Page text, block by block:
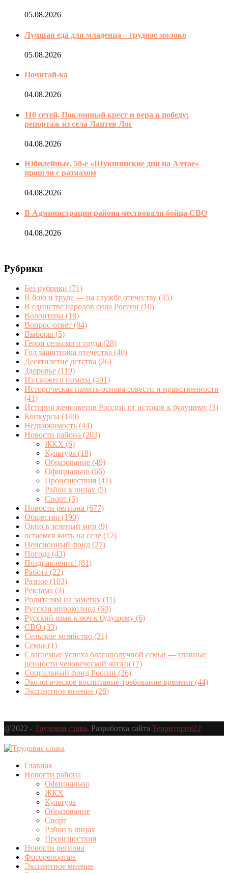
05.08.2026
Лучшая еда для младенца – грудное молоко
05.08.2026
Почитай-ка
04.08.2026
110 сетей, Поклонный крест и вера в победу:
репортаж из села Лаптев Лог
04.08.2026
Юбилейные, 50-е «Шукшинские дни на Алтае»
прошли с размахом
04.08.2026
В Администрации района чествовали бойца СВО
04.08.2026
Рубрики
Без рубрики (71)
В бою и труде — на службе отечеству (35)
В единстве народов сила России (10)
Волонтеры (18)
Вопрос-ответ (84)
Выборы (5)
Герои сельского труда (28)
Год защитника отечества (40)
Десятилетие детства (26)
Здоровье (119)
Из свежего номера (491)
Историческая память-основа совести и нравственности
(41)
История женсоветов России: от истоков к будущему (3)
Конкурсы (140)
Недвижимость (44)
Новости района (203)
ЖКХ (6)
Культура (18)
Образование (49)
Официально (66)
Происшествия (41)
Район в лицах (5)
Спорт (5)
Новости региона (677)
Общество (190)
Окно в зеленый мир (9)
остаемся жить на селе (12)
Пенсионный фонд (27)
Погода (43)
Поздравления! (81)
Работа (22)
Разное (103)
Реклама (3)
Родителям на заметку (11)
Русская мироколица (60)
Русский язык ключ к будущему (6)
СВО (33)
Сельское хозяйство (21)
Семья (1)
Слагаемые успеха благополучной семьи — главные
ценности человеческой жизни (7)
Социальный фонд России (26)
Экологическое воспитание-требование времени (44)
Экспертное мнение (28)
@2022 - Трудовая слава. Разработка сайта Территория22
Главная
Новости района
Официально
ЖКХ
Культура
Образование
Спорт
Район в лицах
Происшествия
Новости региона
Фоторепортаж
Экспертное мнение